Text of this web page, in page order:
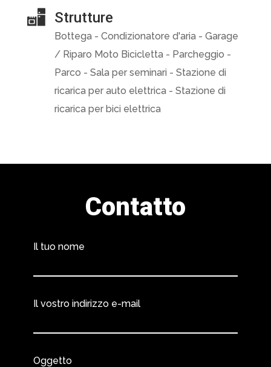
Strutture
Bottega - Condizionatore d'aria - Garage
/ Riparo Moto Bicicletta - Parcheggio -
Parco - Sala per seminari - Stazione di
ricarica per auto elettrica - Stazione di
ricarica per bici elettrica
Contatto
Il tuo nome
Il vostro indirizzo e-mail
Oggetto